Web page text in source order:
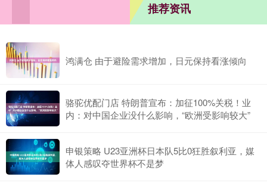
推荐资讯
鸿满仓 由于避险需求增加，日元保持看涨倾向
骆驼优配门店 特朗普宣布：加征100%关税！业
内：对中国企业没什么影响，“欧洲受影响较大”
申银策略 U23亚洲杯日本队5比0狂胜叙利亚，媒
体人感叹夺世界杯不是梦